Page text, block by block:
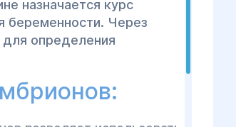
назначается курс
беременности. Через
для определения